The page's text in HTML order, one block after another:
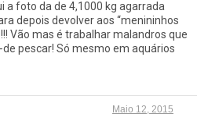
a foto da de 4,1000 kg agarrada
depois devolver aos “menininhos
Vão mas é trabalhar malandros que
pescar! Só mesmo em aquários
Maio 12, 2015